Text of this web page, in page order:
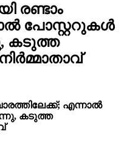
രണ്ടാം
പോസ്റ്ററുകൾ
കടുത്ത
എന്നാൽ
കടുത്ത